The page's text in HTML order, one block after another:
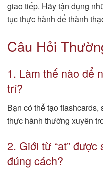
giao tiếp. Hãy tận dụng
tục thực hành để thành
Câu Hỏi
1. Làm thế nào để
trí?
Bạn có thể tạo
thực hành thường xuyên
2. Giới từ “at”
đúng cách?